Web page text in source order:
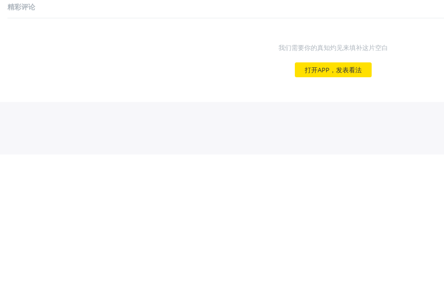
精彩评论
我们需要你的真知灼见来填补这片空白
打开APP，发表看法